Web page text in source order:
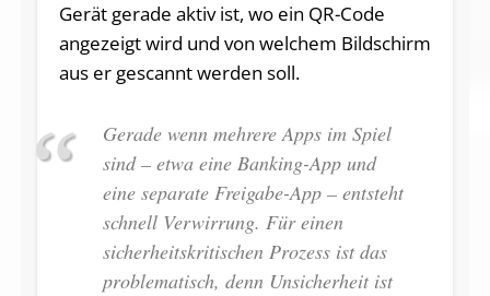
Gerät gerade aktiv ist, wo ein QR-Code
angezeigt wird und von welchem Bildschirm
aus er gescannt werden soll.
Gerade wenn mehrere Apps im Spiel
sind – etwa eine Banking-App und
eine separate Freigabe-App – entsteht
schnell Verwirrung. Für einen
sicherheitskritischen Prozess ist das
problematisch, denn Unsicherheit ist